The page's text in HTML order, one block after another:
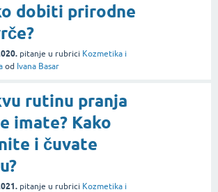
dobiti prirodne
pitanje u rubrici Kozmetika i
od Ivana Basar
rutinu pranja
imate? Kako
i čuvate
pitanje u rubrici Kozmetika i